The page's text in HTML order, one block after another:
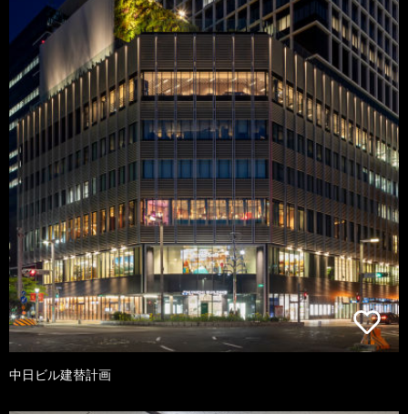
中日ビル建替計画